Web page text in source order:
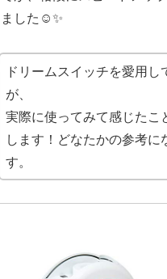
した☺︎✨
ドリームスイッチを愛用し
が、
実際に使ってみて感じたこ
します！どなたかの参考に
す。